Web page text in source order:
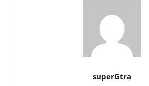
superGtra